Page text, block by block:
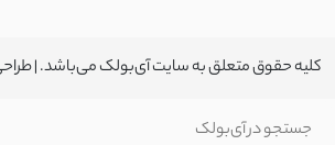
کلیه حقوق متعلق به سایت آی‌بولک می‌باشد. |